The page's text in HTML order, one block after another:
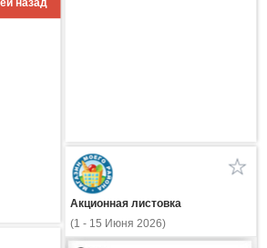
назад
Акционная листовка
(1 - 15 Июня 2026)